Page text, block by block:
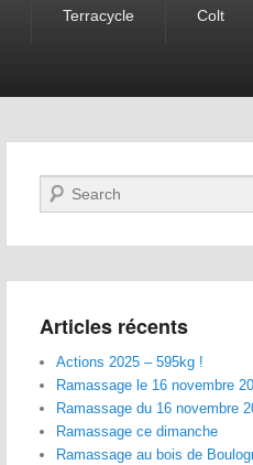
Terracycle Colt
Recherche
Articles récents
Actions 2025 – 595kg !
Ramassage le 16 novembre
Ramassage du 16 novembre
Ramassage ce dimanche
Ramassage au bois de